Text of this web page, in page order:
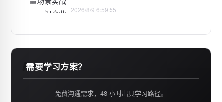
2026/8/9 6:59:55
需要学习方案？
免费沟通需求，48 小时出具学习路径。